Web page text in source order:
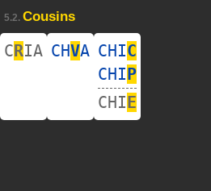
5.2. Cousins
CRIA CHVA CHIC
CHIP
CHIE